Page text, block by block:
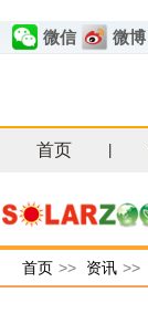
微信 微博
首页
首页 >> 资讯 >>